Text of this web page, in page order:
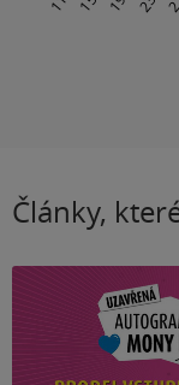
Články,